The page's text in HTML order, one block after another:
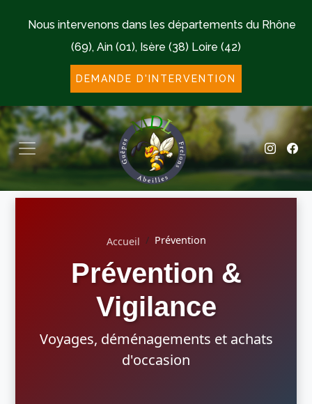
Nous intervenons dans les départements du Rhône
(69), Ain (01), Isère (38) Loire (42)
DEMANDE D'INTERVENTION
Accueil Prévention
Prévention &
Vigilance
Voyages, déménagements et achats
d'occasion